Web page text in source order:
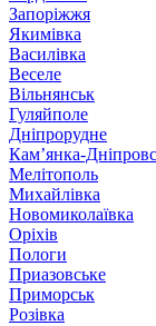
Запоріжжя
Якимівка
Василівка
Веселе
Вільнянськ
Гуляйполе
Дніпрорудне
Кам’янка-
Мелітополь
Михайлівка
Новомиколаївка
Оріхів
Пологи
Приазовське
Приморськ
Розівка